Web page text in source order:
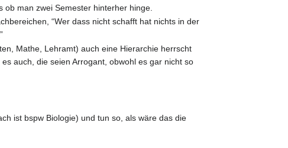
man zwei Semester hinterher hinge.
“Wer dass nicht schafft hat nichts in der
Mathe, Lehramt) auch eine Hierarchie herrscht
auch, die seien Arrogant, obwohl es gar nicht so
ist bspw Biologie) und tun so, als wäre das die